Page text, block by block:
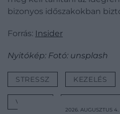
bizonyos időszakokban
Forrás: Insider
Nyitókép: Fotó: unsplash
STRESSZ KEZELÉS
VÁLASZ
2026. AUGUSZTUS